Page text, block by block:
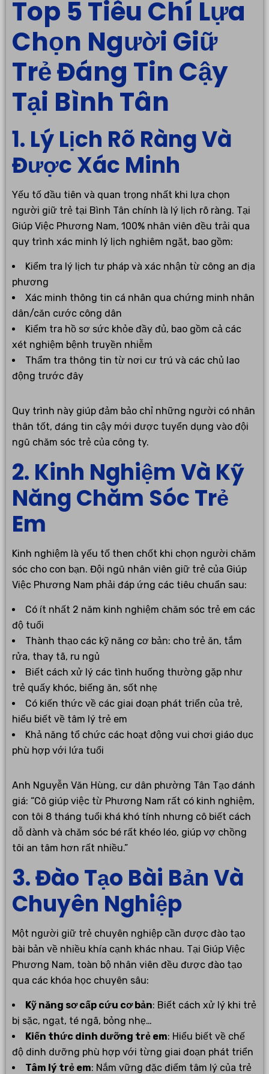
Top 5 Tiêu Chí Lựa
Chọn Người Giữ
Trẻ Đáng Tin Cậy
Tại Bình Tân
1. Lý Lịch Rõ Ràng Và
Được Xác Minh
Yếu tố đầu tiên và quan trọng nhất khi lựa chọn
người giữ trẻ tại Bình Tân chính là lý lịch rõ ràng. Tại
Giúp Việc Phương Nam, 100% nhân viên đều trải qua
quy trình xác minh lý lịch nghiêm ngặt, bao gồm:
Kiểm tra lý lịch tư pháp và xác nhận từ công an địa
phương
Xác minh thông tin cá nhân qua chứng minh nhân
dân/căn cước công dân
Kiểm tra hồ sơ sức khỏe đầy đủ, bao gồm cả các
xét nghiệm bệnh truyền nhiễm
Thẩm tra thông tin từ nơi cư trú và các chủ lao
động trước đây
Quy trình này giúp đảm bảo chỉ những người có nhân
thân tốt, đáng tin cậy mới được tuyển dụng vào đội
ngũ chăm sóc trẻ của công ty.
2. Kinh Nghiệm Và Kỹ
Năng Chăm Sóc Trẻ
Em
Kinh nghiệm là yếu tố then chốt khi chọn người chăm
sóc cho con bạn. Đội ngũ nhân viên giữ trẻ của Giúp
Việc Phương Nam phải đáp ứng các tiêu chuẩn sau:
Có ít nhất 2 năm kinh nghiệm chăm sóc trẻ em các
độ tuổi
Thành thạo các kỹ năng cơ bản: cho trẻ ăn, tắm
rửa, thay tã, ru ngủ
Biết cách xử lý các tình huống thường gặp như
trẻ quấy khóc, biếng ăn, sốt nhẹ
Có kiến thức về các giai đoạn phát triển của trẻ,
hiểu biết về tâm lý trẻ em
Khả năng tổ chức các hoạt động vui chơi giáo dục
phù hợp với lứa tuổi
Anh Nguyễn Văn Hùng, cư dân phường Tân Tạo đánh
giá: “Cô giúp việc từ Phương Nam rất có kinh nghiệm,
con tôi 8 tháng tuổi khá khó tính nhưng cô biết cách
dỗ dành và chăm sóc bé rất khéo léo, giúp vợ chồng
tôi an tâm hơn rất nhiều.”
3. Đào Tạo Bài Bản Và
Chuyên Nghiệp
Một người giữ trẻ chuyên nghiệp cần được đào tạo
bài bản về nhiều khía cạnh khác nhau. Tại Giúp Việc
Phương Nam, toàn bộ nhân viên đều được đào tạo
qua các khóa học chuyên sâu:
Kỹ năng sơ cấp cứu cơ bản: Biết cách xử lý khi trẻ
bị sặc, ngạt, té ngã, bỏng nhẹ…
Kiến thức dinh dưỡng trẻ em: Hiểu biết về chế
độ dinh dưỡng phù hợp với từng giai đoạn phát triển
Tâm lý trẻ em: Nắm vững đặc điểm tâm lý của trẻ